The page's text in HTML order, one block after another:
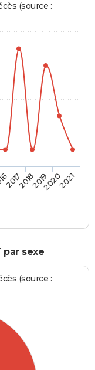
(source :
20172018201920202021
par sexe
(source :